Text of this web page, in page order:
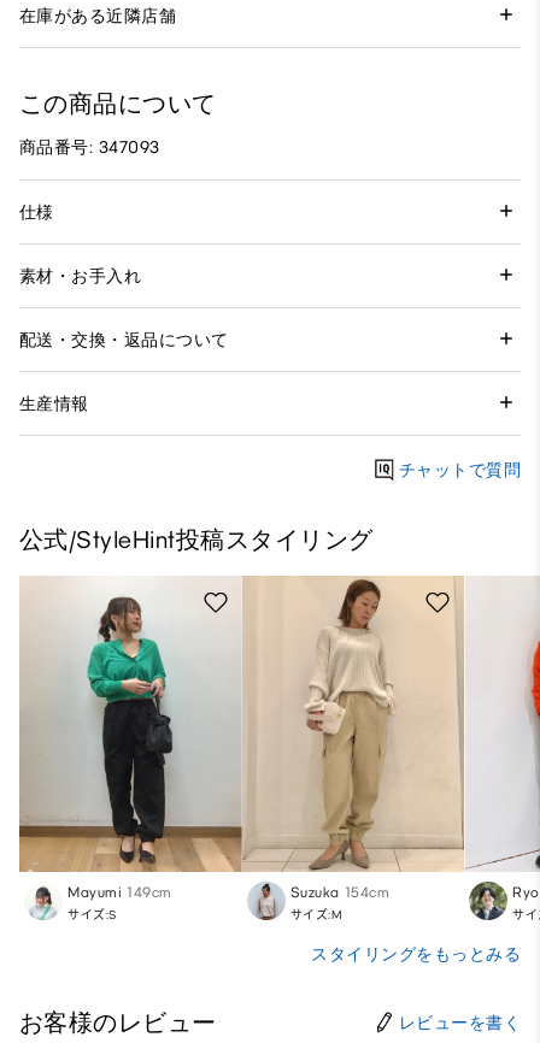
在庫がある近隣店舗
この商品について
商品番号: 347093
仕様
素材・お手入れ
配送・交換・返品について
生産情報
チャットで質問
公式/StyleHint投稿スタイリング
Mayumi 149cm
サイズ:S
Suzuka 154cm
サイズ:M サ
スタイリングをもっとみる
お客様のレビュー レビューを書く